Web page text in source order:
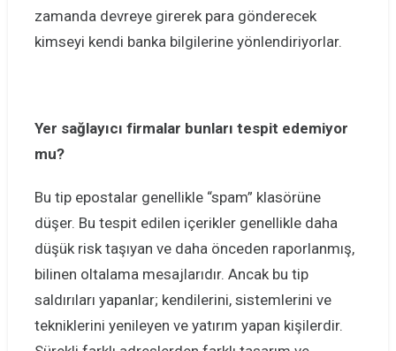
zamanda devreye girerek para gönderecek
kimseyi kendi banka bilgilerine yönlendiriyorlar.
Yer sağlayıcı firmalar bunları tespit edemiyor
mu?
Bu tip epostalar genellikle “spam” klasörüne
düşer. Bu tespit edilen içerikler genellikle daha
düşük risk taşıyan ve daha önceden raporlanmış,
bilinen oltalama mesajlarıdır. Ancak bu tip
saldırıları yapanlar; kendilerini, sistemlerini ve
tekniklerini yenileyen ve yatırım yapan kişilerdir.